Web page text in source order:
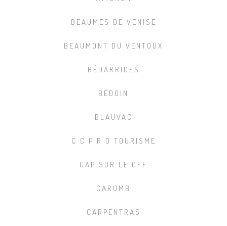
BEAUMES DE VENISE
BEAUMONT DU VENTOUX
BÉDARRIDES
BÉDOIN
BLAUVAC
C C P R O TOURISME
CAP SUR LE OFF
CAROMB
CARPENTRAS